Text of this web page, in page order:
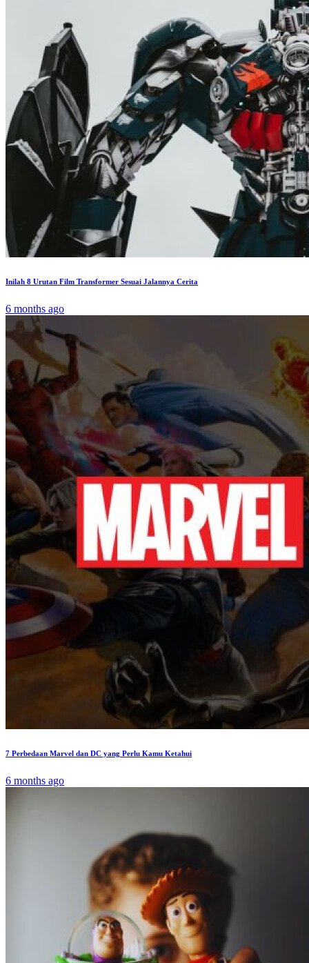
Inilah 8 Urutan Film Transformer Sesuai Jalannya Cerita
6 months ago
7 Perbedaan Marvel dan DC yang Perlu Kamu Ketahui
6 months ago